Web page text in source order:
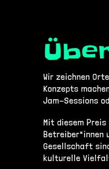
Wir zeichnen
Konzepts
Jam-Sessions
Mit diesem
Betreiber*innen
Gesellschaft
kulturelle